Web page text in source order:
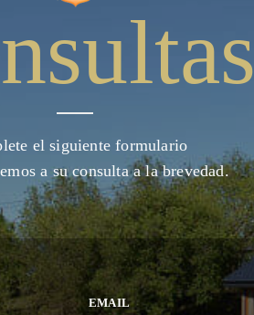
el siguiente formulario
a su consulta a la brevedad.
EMAIL